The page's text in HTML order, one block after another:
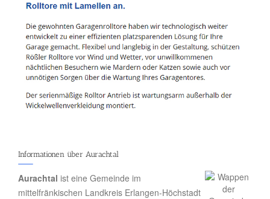
Informationen über Aurachtal
Aurachtal ist eine Gemeinde im
mittelfränkischen Landkreis Erlangen-Höchstadt